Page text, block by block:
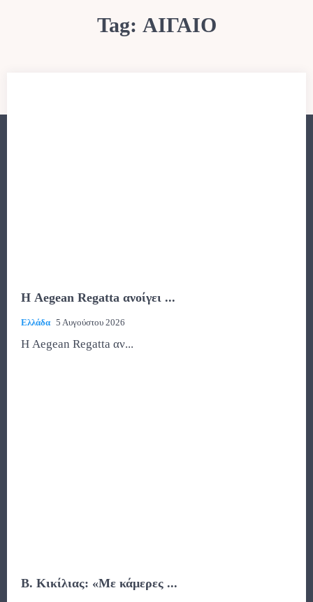
Tag: ΑΙΓΑΙΟ
Η Aegean Regatta ανοίγει ...
Ελλάδα 5 Αυγούστου 2026
Η Aegean Regatta αν...
Β. Κικίλιας: «Με κάμερες ...